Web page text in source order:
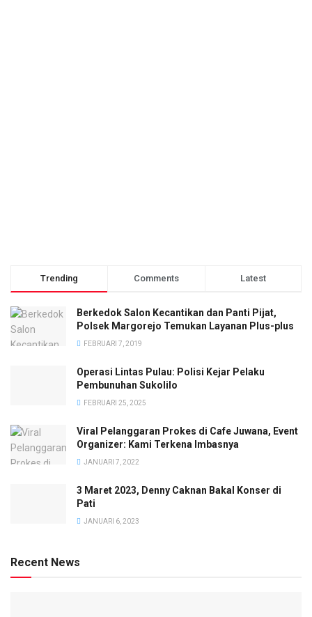
Trending Comments Latest
Berkedok Salon Kecantikan dan Panti Pijat,
Polsek Margorejo Temukan Layanan Plus-plus
FEBRUARI 7, 2019
Operasi Lintas Pulau: Polisi Kejar Pelaku
Pembunuhan Sukolilo
FEBRUARI 25, 2025
Viral Pelanggaran Prokes di Cafe Juwana, Event
Organizer: Kami Terkena Imbasnya
JANUARI 7, 2022
3 Maret 2023, Denny Caknan Bakal Konser di
Pati
JANUARI 6, 2023
Recent News